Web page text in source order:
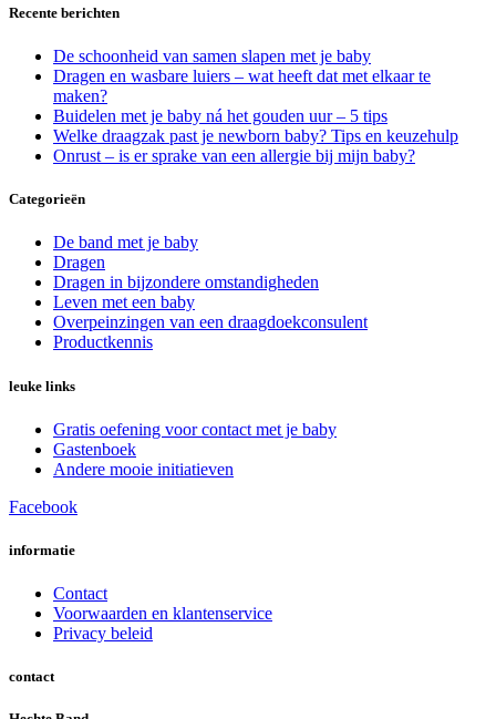
Recente berichten
De schoonheid van samen slapen met je baby
Dragen en wasbare luiers – wat heeft dat met elkaar te
maken?
Buidelen met je baby ná het gouden uur – 5 tips
Welke draagzak past je newborn baby? Tips en keuzehulp
Onrust – is er sprake van een allergie bij mijn baby?
Categorieën
De band met je baby
Dragen
Dragen in bijzondere omstandigheden
Leven met een baby
Overpeinzingen van een draagdoekconsulent
Productkennis
leuke links
Gratis oefening voor contact met je baby
Gastenboek
Andere mooie initiatieven
Facebook
informatie
Contact
Voorwaarden en klantenservice
Privacy beleid
contact